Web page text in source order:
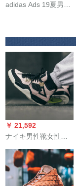
adidas Ads 19夏男
EE 4587 EE 68-19夏
季44
￥ 21,592
ナイキ男性靴女性靴
Air Jordan 4 Silt Red
大理石模様ゴアルド
バーカースケスポー
ツスポーツスポーツ